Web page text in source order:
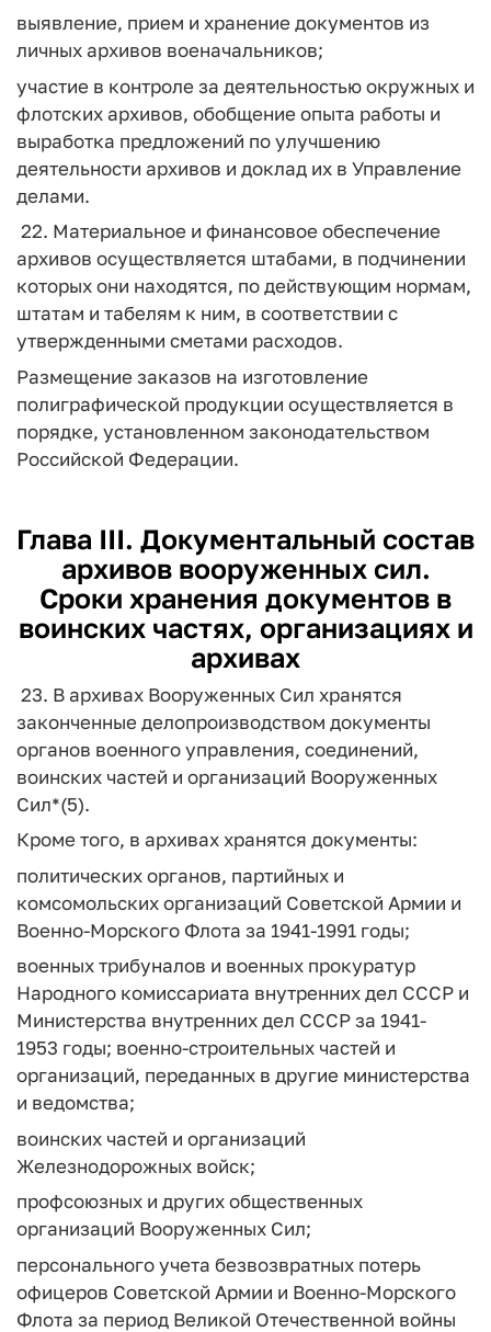
выявление, прием и хранение документов из
личных архивов военачальников;
участие в контроле за деятельностью окружных и
флотских архивов, обобщение опыта работы и
выработка предложений по улучшению
деятельности архивов и доклад их в Управление
делами.
22. Материальное и финансовое обеспечение
архивов осуществляется штабами, в подчинении
которых они находятся, по действующим нормам,
штатам и табелям к ним, в соответствии с
утвержденными сметами расходов.
Размещение заказов на изготовление
полиграфической продукции осуществляется в
порядке, установленном законодательством
Российской Федерации.
Глава III. Документальный состав
архивов вооруженных сил.
Сроки хранения документов в
воинских частях, организациях и
архивах
23. В архивах Вооруженных Сил хранятся
законченные делопроизводством документы
органов военного управления, соединений,
воинских частей и организаций Вооруженных
Сил*(5).
Кроме того, в архивах хранятся документы:
политических органов, партийных и
комсомольских организаций Советской Армии и
Военно-Морского Флота за 1941-1991 годы;
военных трибуналов и военных прокуратур
Народного комиссариата внутренних дел СССР и
Министерства внутренних дел СССР за 1941-
1953 годы; военно-строительных частей и
организаций, переданных в другие министерства
и ведомства;
воинских частей и организаций
Железнодорожных войск;
профсоюзных и других общественных
организаций Вооруженных Сил;
персонального учета безвозвратных потерь
офицеров Советской Армии и Военно-Морского
Флота за период Великой Отечественной войны